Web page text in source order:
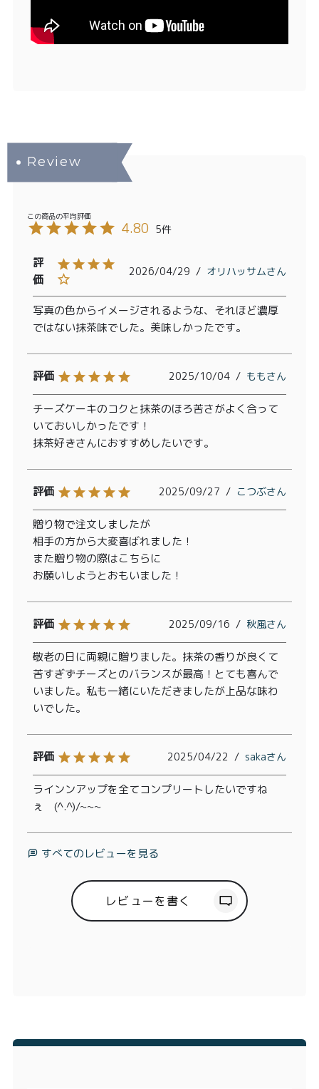
4.80 5
オリハッサム
2026/04/29
写真の色からイメージされるような、それほど濃厚
ではない抹茶味でした。美味しかったです。
もも
2025/10/04
チーズケーキのコクと抹茶のほろ苦さがよく合って
いておいしかったです！
抹茶好きさんにおすすめしたいです。
こつぶ
2025/09/27
贈り物で注文しましたが
相手の方から大変喜ばれました！
また贈り物の際はこちらに
お願いしようとおもいました！
秋風
2025/09/16
敬老の日に両親に贈りました。抹茶の香りが良くて
苦すぎずチーズとのバランスが最高！とても喜んで
いました。私も一緒にいただきましたが上品な味わ
いでした。
saka
2025/04/22
ラインンアップを全てコンプリートしたいですね
ぇ　(^.^)/~~~
すべてのレビューを見る
レビューを書く